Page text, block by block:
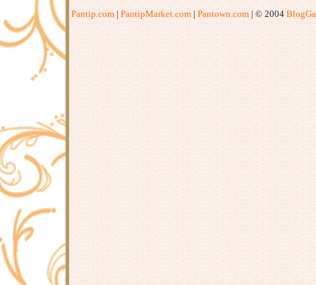
Pantip.com | PantipMarket.com | Pantown.com | © 2004